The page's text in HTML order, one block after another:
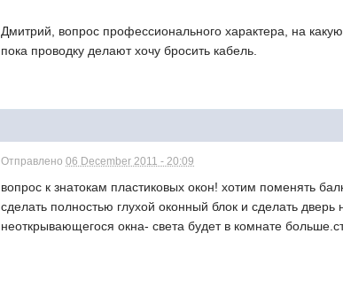
Дмитрий, вопрос профессионального характера, на
пока проводку делают хочу бросить кабель.
Отправлено06 December 2011 - 20:09
вопрос к знатокам пластиковых окон! хотим поменять
сделать полностью глухой оконный блок и сделать
неоткрывающегося окна- света будет в комнате